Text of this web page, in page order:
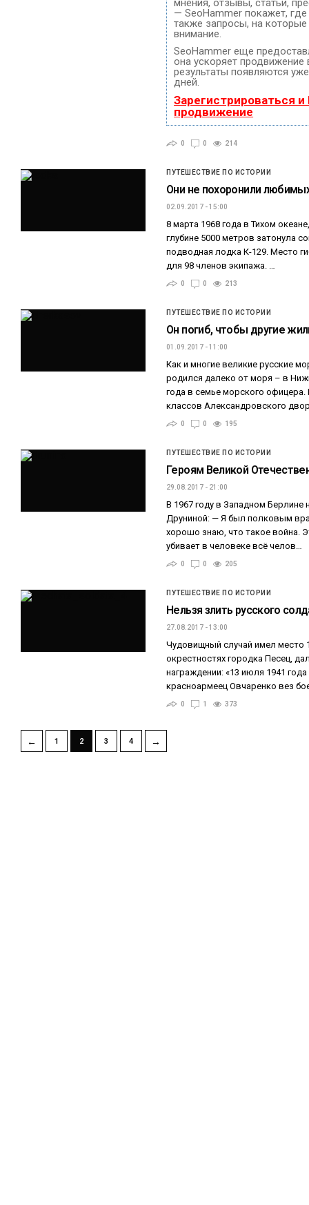
мнения, отзывы, статьи,
— SeoHammer покажет,
также запросы, на
внимание.
SeoHammer еще
она ускоряет продвижение
результаты появляются
дней.
Зарегистрироваться и
продвижение
0 0 214
ПУТЕШЕСТВИЕ ПО ИСТОРИИ
Они не похоронили
02.09.2017 - 15:00
8 марта 1968 года в Тихом
глубине 5000 метров затонула
подводная лодка К-129. Место
для 98 членов экипажа. …
0 0 213
ПУТЕШЕСТВИЕ ПО ИСТОРИИ
Он погиб, чтобы другие
01.09.2017 - 11:00
Как и многие великие русские
родился далеко от моря – в
года в семье морского офицера.
классов Александровского
0 0 195
ПУТЕШЕСТВИЕ ПО ИСТОРИИ
Героям Великой
29.08.2017 - 21:00
В 1967 году в Западном
Друниной: — Я был полковым
хорошо знаю, что такое война.
убивает в человеке всё челов…
0 0 205
ПУТЕШЕСТВИЕ ПО ИСТОРИИ
Нельзя злить русского
27.08.2017 - 13:00
Чудовищный случай имел место
окрестностях городка Песец,
награждении: «13 июля 1941
красноармеец Овчаренко вез
0 1 373
← 1 2 3 4 →